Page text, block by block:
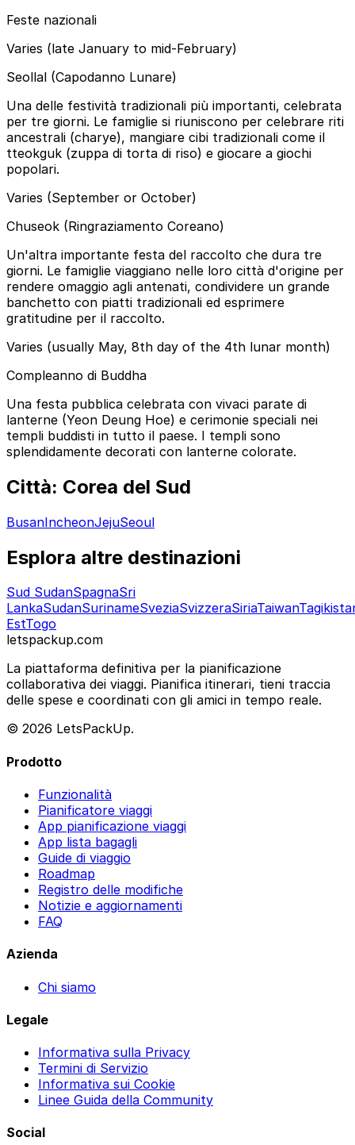
Feste nazionali
Varies (late January to mid-February)
Seollal (Capodanno Lunare)
Una delle festività tradizionali più importanti, celebrata
per tre giorni. Le famiglie si riuniscono per celebrare riti
ancestrali (charye), mangiare cibi tradizionali come il
tteokguk (zuppa di torta di riso) e giocare a giochi
popolari.
Varies (September or October)
Chuseok (Ringraziamento Coreano)
Un'altra importante festa del raccolto che dura tre
giorni. Le famiglie viaggiano nelle loro città d'origine per
rendere omaggio agli antenati, condividere un grande
banchetto con piatti tradizionali ed esprimere
gratitudine per il raccolto.
Varies (usually May, 8th day of the 4th lunar month)
Compleanno di Buddha
Una festa pubblica celebrata con vivaci parate di
lanterne (Yeon Deung Hoe) e cerimonie speciali nei
templi buddisti in tutto il paese. I templi sono
splendidamente decorati con lanterne colorate.
Città: Corea del Sud
BusanIncheonJejuSeoul
Esplora altre destinazioni
Sud SudanSpagnaSri
LankaSudanSurinameSveziaSvizzeraSiriaTaiwan
EstTogo
letspackup.com
La piattaforma definitiva per la pianificazione
collaborativa dei viaggi. Pianifica itinerari, tieni traccia
delle spese e coordinati con gli amici in tempo reale.
© 2026 LetsPackUp.
Prodotto
Funzionalità
Pianificatore viaggi
App pianificazione viaggi
App lista bagagli
Guide di viaggio
Roadmap
Registro delle modifiche
Notizie e aggiornamenti
FAQ
Azienda
Chi siamo
Legale
Informativa sulla Privacy
Termini di Servizio
Informativa sui Cookie
Linee Guida della Community
Social